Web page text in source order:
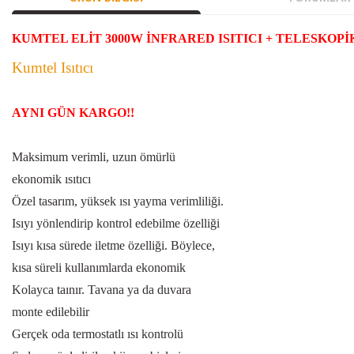
KUMTEL ELİT 3000W İNFRARED ISITICI +
Kumtel Isıtıcı
AYNI GÜN KARGO!!
Maksimum verimli, uzun ömürlü
ekonomik ısıtıcı
Özel tasarım, yüksek ısı yayma verimliliği.
Isıyı yönlendirip kontrol edebilme özelliği
Isıyı kısa sürede iletme özelliği. Böylece,
kısa süreli kullanımlarda ekonomik
Kolayca taınır. Tavana ya da duvara
monte edilebilir
Gerçek oda termostatlı ısı kontrolü